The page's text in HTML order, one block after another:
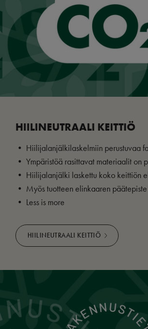
HIILINEUTRAALI KEITTIÖ
• Hiilijalanjälkilaskelmiin perustuvaa
• Ympäristöä rasittavat materiaalit on
• Hiilijalanjälki laskettu koko keittiön
• Myös tuotteen elinkaaren
• Less is more
HIILINEUTRAALI KEITTIÖ